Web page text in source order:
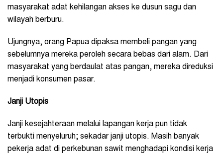
masyarakat adat kehilangan akses ke dusun sagu dan
wilayah berburu.
Ujungnya, orang Papua dipaksa membeli pangan yang
sebelumnya mereka peroleh secara bebas dari alam. Dari
masyarakat yang berdaulat atas pangan, mereka direduksi
menjadi konsumen pasar.
Janji Utopis
Janji kesejahteraan melalui lapangan kerja pun tidak
terbukti menyeluruh; sekadar janji utopis. Masih banyak
pekerja adat di perkebunan sawit menghadapi kondisi kerja